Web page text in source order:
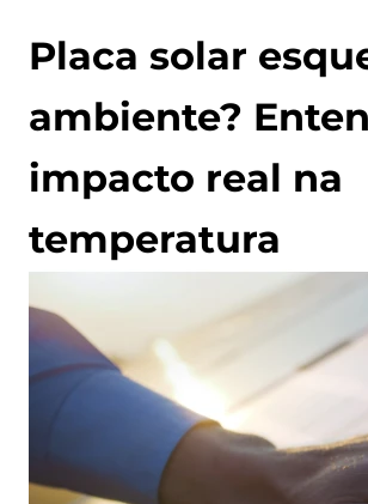
Placa solar
ambiente?
impacto real na
temperatura